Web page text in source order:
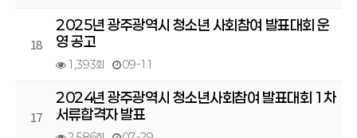
18
2025년 광주광역시 청소년 사회참여 발표대회 운
영 공고
1,393회 09-11
17
2024년 광주광역시 청소년사회참여 발표대회 1차
서류합격자 발표